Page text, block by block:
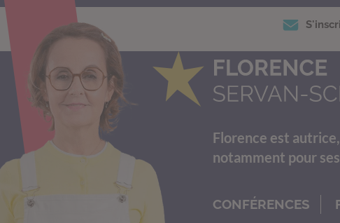
Florence est
notamment pour
CONFÉRENCES